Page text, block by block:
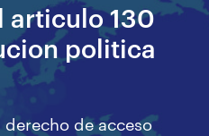
articulo 130
politica
de acceso